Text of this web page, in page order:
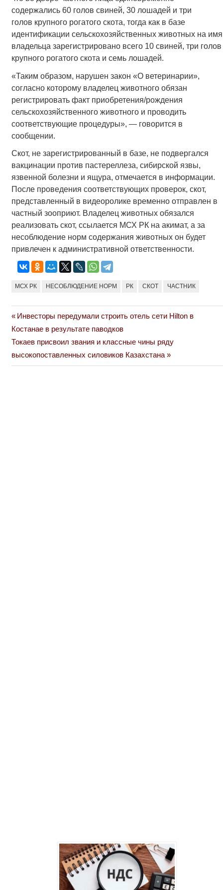
содержались 60 голов свиней, 30 лошадей и три
голов крупного рогатого скота, тогда как в базе
идентификации сельскохозяйственных животных на имя
владельца зарегистрировано всего 10 свиней, три голов
крупного рогатого скота и семь лошадей.
«Таким образом, нарушен закон «О ветеринарии»,
согласно которому владелец животного обязан
регистрировать факт приобретения/рождения
сельскохозяйственного животного и проводить
соответствующие процедуры», — говорится в
сообщении.
Скот, не зарегистрированный в базе, не подвергался
вакцинации против пастереллеза, сибирской язвы,
язвенной болезни и ящура, отмечается в информации.
После проведения соответствующих проверок, скот,
представленный в видеоролике временно отправлен в
частный зооприют. Владелец животных обязался
реализовать скот, ссылается МСХ РК на акимат, а за
несоблюдение норм содержания животных он будет
привлечен к административной ответственности.
МСХ РК НЕСОБЛЮДЕНИЕ НОРМ РК СКОТ ЧАСТНИК
Навигация
по
записям
Previous
Post:
Инвесторы передумали строить отель сети Hilton в
Костанае в результате паводков
Next
Post:
Токаев присвоил звания и классные чины ряду
высокопоставленных силовиков Казахстана